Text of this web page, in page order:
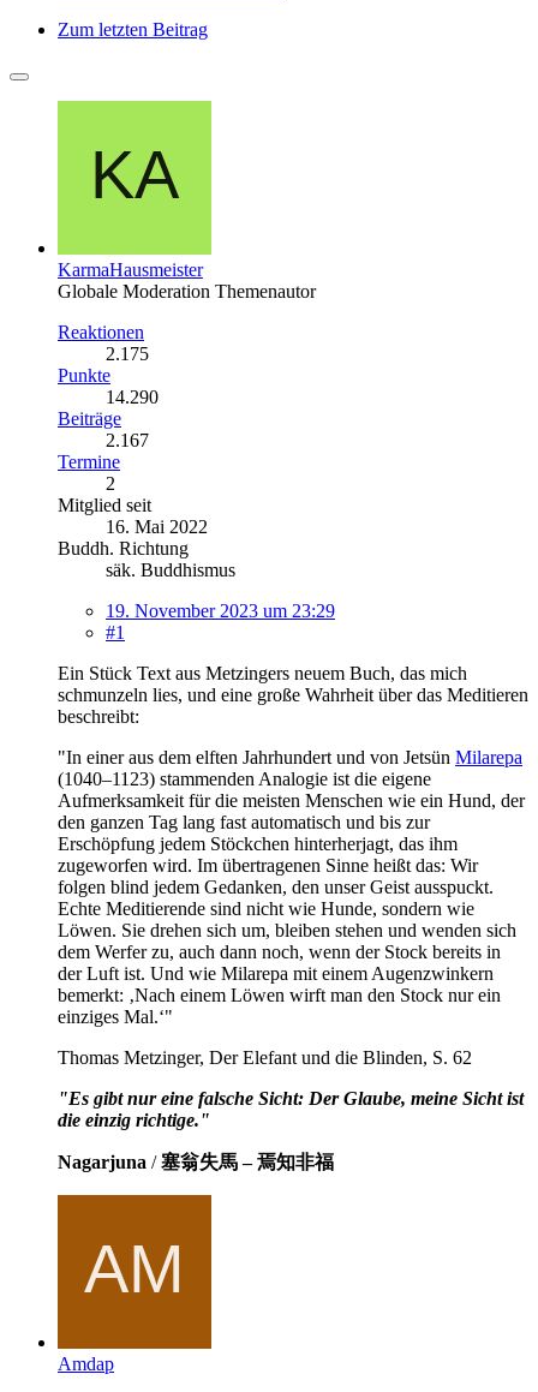
Zum letzten Beitrag
KarmaHausmeister
Globale Moderation Themenautor
Reaktionen
2.175
Punkte
14.290
Beiträge
2.167
Termine
2
Mitglied seit
16. Mai 2022
Buddh. Richtung
säk. Buddhismus
19. November 2023 um 23:29
#1
Ein Stück Text aus Metzingers neuem Buch, das mich
schmunzeln lies, und eine große Wahrheit über das Meditieren
beschreibt:
"In einer aus dem elften Jahrhundert und von Jetsün Milarepa
(1040–1123) stammenden Analogie ist die eigene
Aufmerksamkeit für die meisten Menschen wie ein Hund, der
den ganzen Tag lang fast automatisch und bis zur
Erschöpfung jedem Stöckchen hinterherjagt, das ihm
zugeworfen wird. Im übertragenen Sinne heißt das: Wir
folgen blind jedem Gedanken, den unser Geist ausspuckt.
Echte Meditierende sind nicht wie Hunde, sondern wie
Löwen. Sie drehen sich um, bleiben stehen und wenden sich
dem Werfer zu, auch dann noch, wenn der Stock bereits in
der Luft ist. Und wie Milarepa mit einem Augenzwinkern
bemerkt: ‚Nach einem Löwen wirft man den Stock nur ein
einziges Mal.‘"
Thomas Metzinger, Der Elefant und die Blinden, S. 62
"Es gibt nur eine falsche Sicht: Der Glaube, meine Sicht ist
die einzig richtige."
Nagarjuna /塞翁失馬 – 焉知非福
Amdap